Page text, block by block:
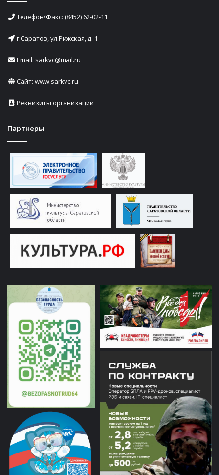
Телефон/Факс: (8452) 62-02-11
г.Саратов, ул.Рижская, д. 1
Email: sarkvc@mail.ru
Сайт: www.sarkvc.ru
Реквизиты организации
Партнеры